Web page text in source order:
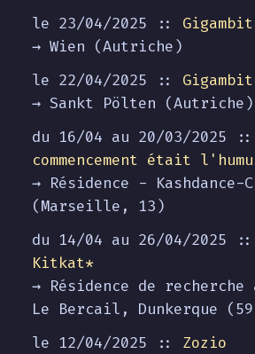
le 23/04/2025 ::
→ Wien (Autriche)
le 22/04/2025 ::
→ Sankt Pölten (Autriche)
du 16/04 au 20/03/2025 ::
commencement était
→ Résidence - Kashdance-
(Marseille, 13)
du 14/04 au 26/04/2025 ::
Kitkat*
→ Résidence de
Le Bercail, Dunkerque
le 12/04/2025 :: Zozio